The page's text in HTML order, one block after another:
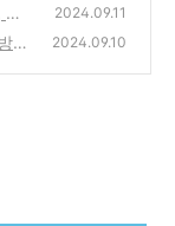
2024.09.11
2024.09.10